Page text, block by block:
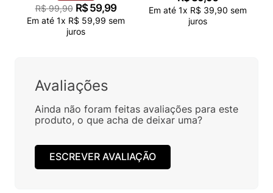
R$ 99,90 R$ 59,99
Em até 1x R$ 59,99 sem
juros
Em até 1x R$ 39,90 sem
juros
Avaliações
Ainda não foram feitas avaliações para este
produto, o que acha de deixar uma?
ESCREVER AVALIAÇÃO